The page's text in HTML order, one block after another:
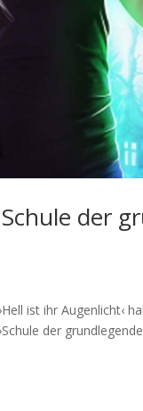
der
ist ihr Augenlicht‹
der